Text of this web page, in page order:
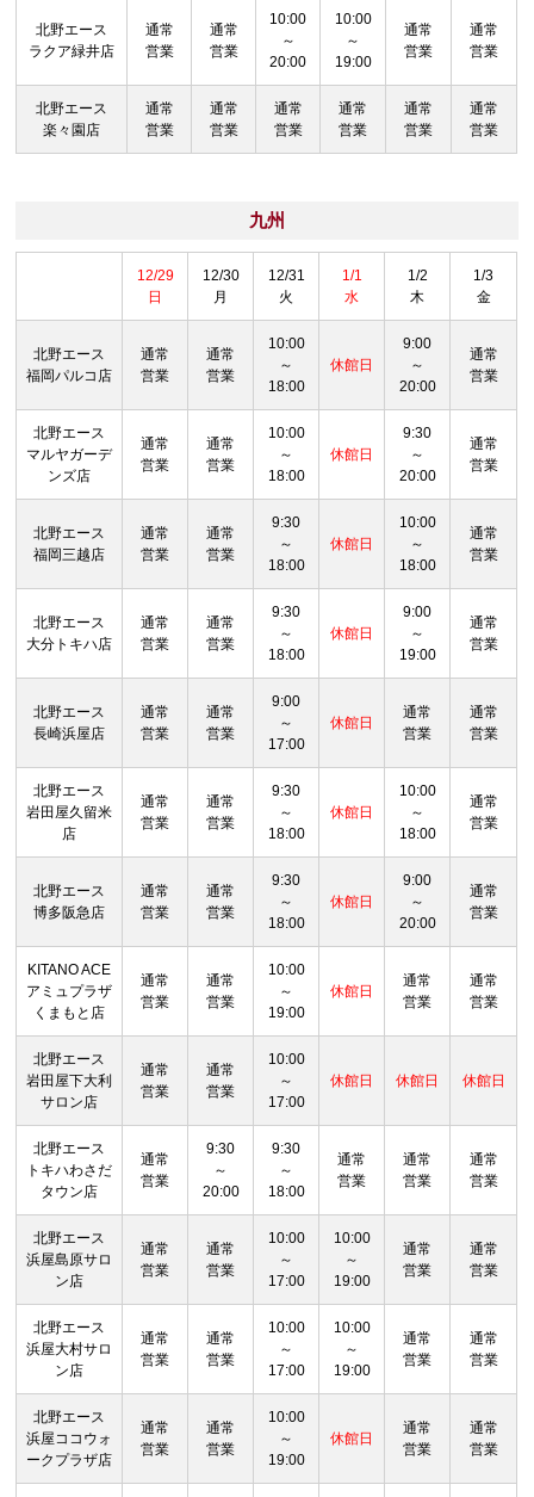
北野エース
ラクア緑井店
通常
営業
通常
営業
10:00
～
20:00
10:00
～
19:00
通常
営業
通常
営業
北野エース
楽々園店
通常
営業
通常
営業
通常
営業
通常
営業
通常
営業
通常
営業
九州
12/29
日
12/30
月
12/31
火
1/1
水
1/2
木
1/3
金
北野エース
福岡パルコ店
通常
営業
通常
営業
10:00
～
18:00
休館日
9:00
～
20:00
通常
営業
北野エース
マルヤガーデ
ンズ店
通常
営業
通常
営業
10:00
～
18:00
休館日
9:30
～
20:00
通常
営業
北野エース
福岡三越店
通常
営業
通常
営業
9:30
～
18:00
休館日
10:00
～
18:00
通常
営業
北野エース
大分トキハ店
通常
営業
通常
営業
9:30
～
18:00
休館日
9:00
～
19:00
通常
営業
北野エース
長崎浜屋店
通常
営業
通常
営業
9:00
～
17:00
休館日
通常
営業
通常
営業
北野エース
岩田屋久留米
店
通常
営業
通常
営業
9:30
～
18:00
休館日
10:00
～
18:00
通常
営業
北野エース
博多阪急店
通常
営業
通常
営業
9:30
～
18:00
休館日
9:00
～
20:00
通常
営業
KITANO ACE
アミュプラザ
くまもと店
通常
営業
通常
営業
10:00
～
19:00
休館日
通常
営業
通常
営業
北野エース
岩田屋下大利
サロン店
通常
営業
通常
営業
10:00
～
17:00
休館日 休館日 休館日
北野エース
トキハわさだ
タウン店
通常
営業
9:30
～
20:00
9:30
～
18:00
通常
営業
通常
営業
通常
営業
北野エース
浜屋島原サロ
ン店
通常
営業
通常
営業
10:00
～
17:00
10:00
～
19:00
通常
営業
通常
営業
北野エース
浜屋大村サロ
ン店
通常
営業
通常
営業
10:00
～
17:00
10:00
～
19:00
通常
営業
通常
営業
北野エース
浜屋ココウォ
ークプラザ店
通常
営業
通常
営業
10:00
～
19:00
休館日
通常
営業
通常
営業